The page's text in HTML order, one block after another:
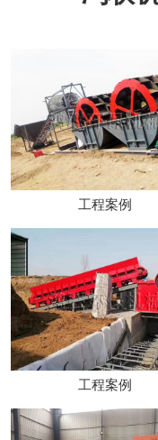
工程案例
工程案例